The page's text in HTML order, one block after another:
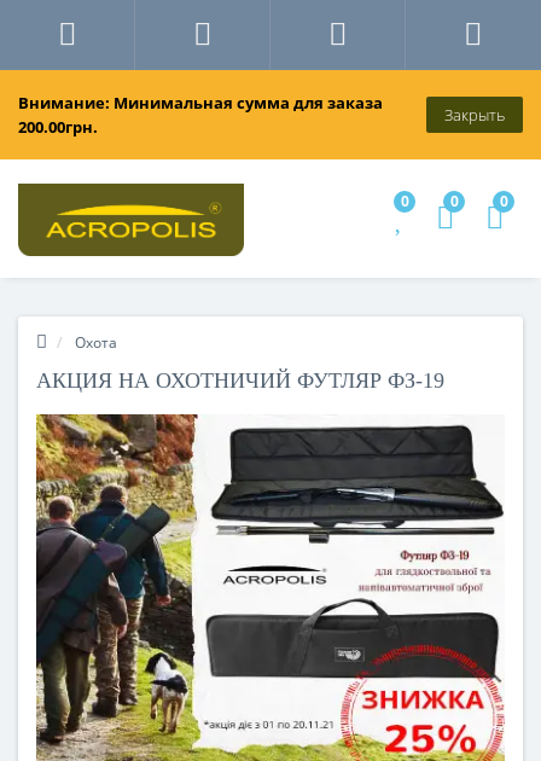
Внимание: Минимальная сумма для заказа
200.00грн.
Закрыть
0 0 0
Охота
АКЦИЯ НА ОХОТНИЧИЙ ФУТЛЯР ФЗ-19